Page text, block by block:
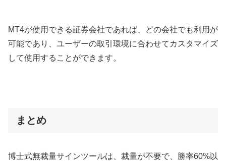
MT4が使用できる証券会社であれば、どの会社でも利用が
可能であり、ユーザーの取引環境に合わせてカスタマイズ
して使用することができます。
まとめ
博士式無裁量サインツールは、裁量が不要で、勝率60%以